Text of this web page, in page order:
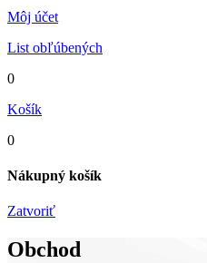
Môj účet
List obľúbených
0
Košík
0
Nákupný košík
Zatvoriť
Obchod